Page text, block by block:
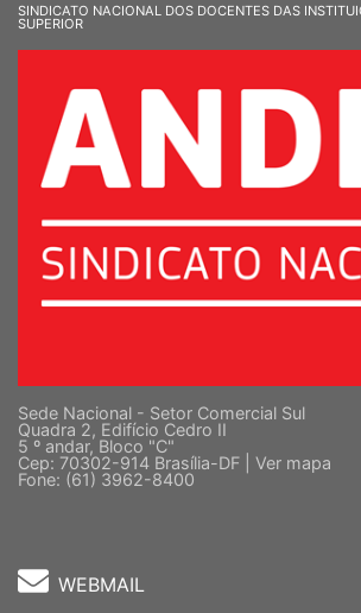
SINDICATO NACIONAL DOS DOCENTES DAS
SUPERIOR
Sede Nacional - Setor Comercial Sul
Quadra 2, Edifício Cedro II
5 º andar, Bloco "C"
Cep: 70302-914 Brasília-DF | Ver mapa
Fone: (61) 3962-8400
WEBMAIL